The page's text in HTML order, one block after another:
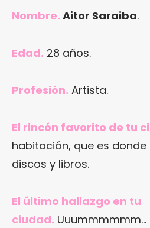
Nombre. Aitor Saraiba.
Edad. 28 años.
Profesión. Artista.
El rincón favorito de tu
habitación, que es
discos y libros.
El último hallazgo en tu
ciudad. Uuummmmmm…